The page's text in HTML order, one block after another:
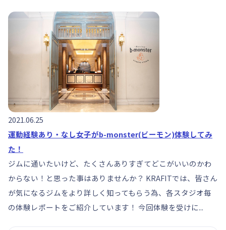
2021.06.25
運動経験あり・なし女子がb-monster(ビーモン)体験してみ
た！
ジムに通いたいけど、たくさんありすぎてどこがいいのかわ
からない！と思った事はありませんか？ KRAFITでは、皆さん
が気になるジムをより詳しく知ってもらう為、各スタジオ毎
の体験レポートをご紹介しています！ 今回体験を受けに...